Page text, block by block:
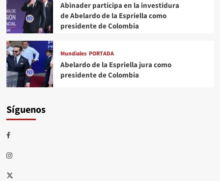
Abinader participa en la investidura
de Abelardo de la Espriella como
presidente de Colombia
Mundiales PORTADA
Abelardo de la Espriella jura como
presidente de Colombia
Síguenos